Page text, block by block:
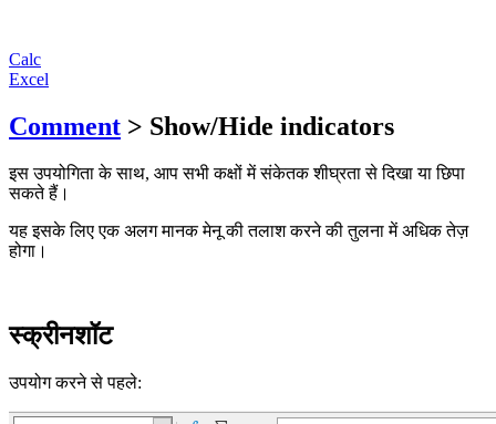
Calc
Excel
Comment > Show/Hide indicators
इस उपयोगिता के साथ, आप सभी कक्षों में संकेतक शीघ्रता से दिखा या छिपा
सकते हैं।
यह इसके लिए एक अलग मानक मेनू की तलाश करने की तुलना में अधिक तेज़
होगा।
स्क्रीनशॉट
उपयोग करने से पहले: